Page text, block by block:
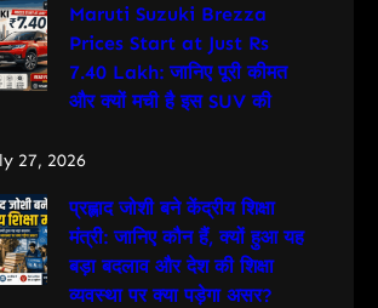
Maruti Suzuki Brezza
Prices Start at Just Rs
7.40 Lakh: जानिए पूरी कीमत
और क्यों मची है इस SUV की
27, 2026
प्रह्लाद जोशी बने केंद्रीय शिक्षा
मंत्री: जानिए कौन हैं, क्यों हुआ यह
बड़ा बदलाव और देश की शिक्षा
व्यवस्था पर क्या पड़ेगा असर?